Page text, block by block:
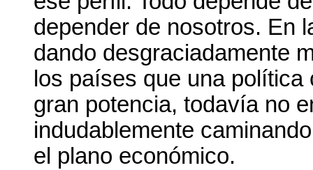
depender de nosotros. En
dando desgraciadamente
los países que una
gran potencia, todavía no
indudablemente
el plano económico.